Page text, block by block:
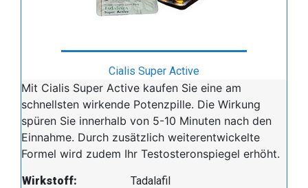
Cialis Super Active
Mit Cialis Super Active kaufen Sie eine am
schnellsten wirkende Potenzpille. Die Wirkung
spüren Sie innerhalb von 5-10 Minuten nach den
Einnahme. Durch zusätzlich weiterentwickelte
Formel wird zudem Ihr Testosteronspiegel erhöht.
Wirkstoff:
Tadalafil